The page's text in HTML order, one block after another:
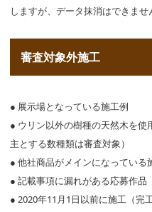
しますが、データ抹消はできませ
審査対象外施工
● 展示場となっている施工例
● ウリン以外の樹種の天然木を
主とする数種類は審査対象）
● 他社商品がメインになっている
● 記載事項に漏れがある応募作品
● 2020年11月1日以前に施工（完